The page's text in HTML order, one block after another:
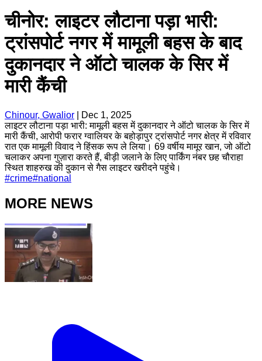
चीनोर: लाइटर लौटाना पड़ा भारी:
ट्रांसपोर्ट नगर में मामूली बहस के बाद
दुकानदार ने ऑटो चालक के सिर में
मारी कैंची
Chinour, Gwalior
Dec 1, 2025
लाइटर लौटाना पड़ा भारी: मामूली बहस में दुकानदार ने ऑटो चालक के सिर में
मारी कैंची, आरोपी फरार ग्वालियर के बहोड़ापुर ट्रांसपोर्ट नगर क्षेत्र में रविवार
रात एक मामूली विवाद ने हिंसक रूप ले लिया। 69 वर्षीय मामूर खान, जो ऑटो
चलाकर अपना गुज़ारा करते हैं, बीड़ी जलाने के लिए पार्किंग नंबर छह चौराहा
स्थित शाहरुख की दुकान से गैस लाइटर खरीदने पहुंचे।
#crime#national
MORE NEWS